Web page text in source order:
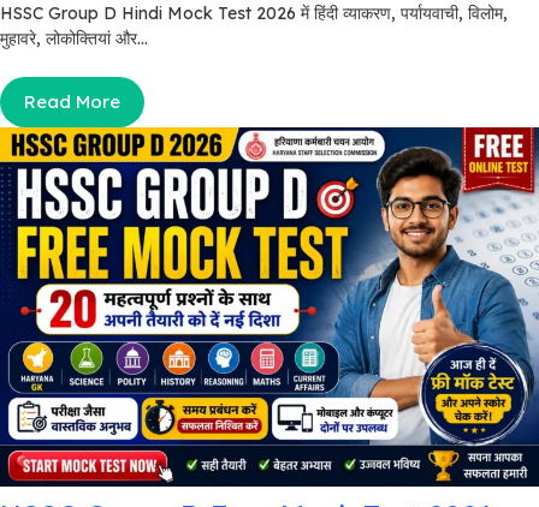
HSSC Group D Hindi Mock Test 2026 में हिंदी व्याकरण, पर्यायवाची, विलोम,
मुहावरे, लोकोक्तियां और...
Read More